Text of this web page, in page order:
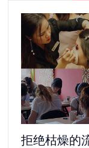
拒绝枯燥的